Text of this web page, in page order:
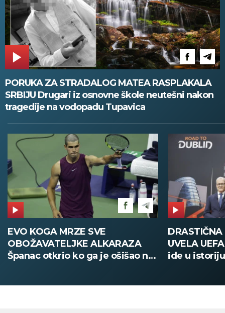
PORUKA ZA STRADALOG MATEA RASPLAKALA
SRBIJU Drugari iz osnovne škole neutešni nakon
tragedije na vodopadu Tupavica
DRASTIČNA PROMENA KOJU JE
UVELA UEFA Stari način žreba
ide u istoriju, od sada sve
POŽAR U
Deca i